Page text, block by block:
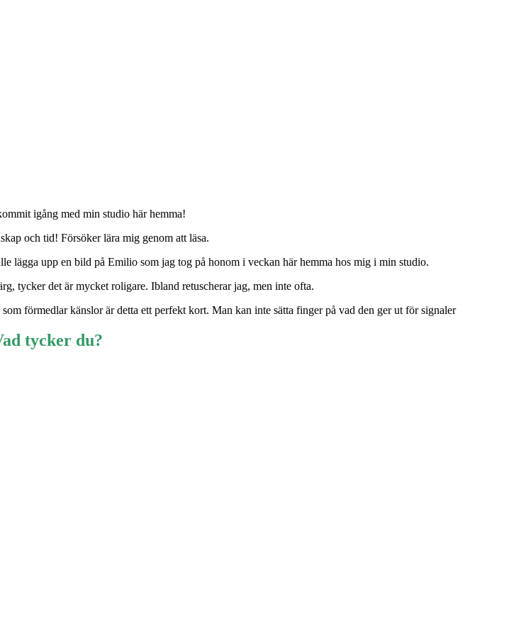
igång med min studio här hemma!
och tid! Försöker lära mig genom att läsa.
lägga upp en bild på Emilio som jag tog på honom i veckan här hemma hos mig i min studio.
tycker det är mycket roligare. Ibland retuscherar jag, men inte ofta.
förmedlar känslor är detta ett perfekt kort. Man kan inte sätta finger på vad den ger ut för signaler
tycker du?